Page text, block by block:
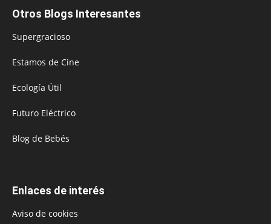
Otros Blogs Interesantes
Supergracioso
Estamos de Cine
Ecología Útil
Futuro Eléctrico
Blog de Bebés
Enlaces de interés
Aviso de cookies